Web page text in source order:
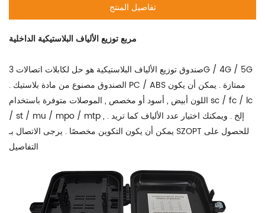
تفاصيل المنتج
مربع توزيع الألياف البلاستيكية الداخلية
صندوق توزيع الألياف البلاستيكية هو حل لكابلات اتصالات 3G / 4G / 5G
. الصندوق مصنوع من مادة بلاستيك PC / ABS ممتازة . يمكن أن يكون
اللون أبيض , أسود أو مخصص , الموصلات متوفرة باستخدام sc / fc / lc
/ st / mu / mpo / mtp , إلخ . ويمكنك اختيار عدد الألياف كما تريد .
يمكن أن يكون التكوين مخصصًا . يرجى الاتصال بـ SZOPT للحصول على
التفاصيل